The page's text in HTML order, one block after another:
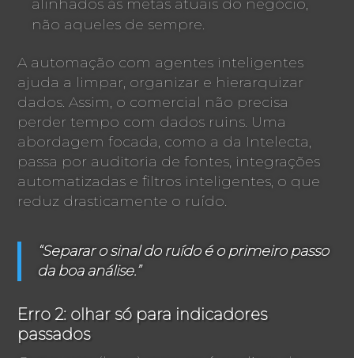
alinhados às metas atuais do negócio,
não aqueles de sempre.
A automação com agentes inteligentes
ajuda a limpar, organizar e hierarquizar
dados. Assim, o comercial não precisa
perder tempo com dados ruins. Uma
abordagem focada, como a da Intelecta,
passa por auditoria de fontes, integrações
automatizadas e filtros inteligentes, o que
reduz drasticamente o ruído.
“Separar o sinal do ruído é o primeiro passo
da boa análise.”
Erro 2: olhar só para indicadores
passados